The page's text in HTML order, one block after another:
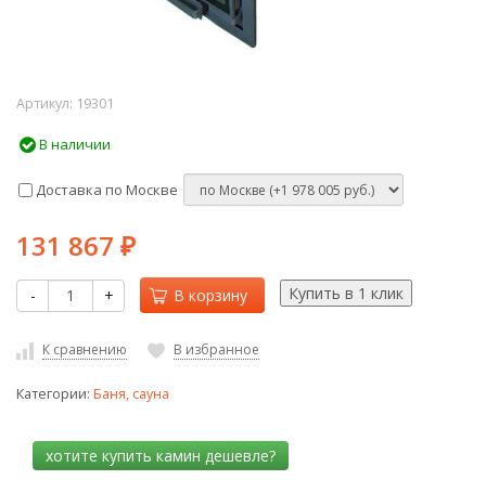
Артикул: 19301
В наличии
Доставка по Москве
131 867 ₽
- + В корзину
К сравнению В избранное
Категории: Баня, сауна